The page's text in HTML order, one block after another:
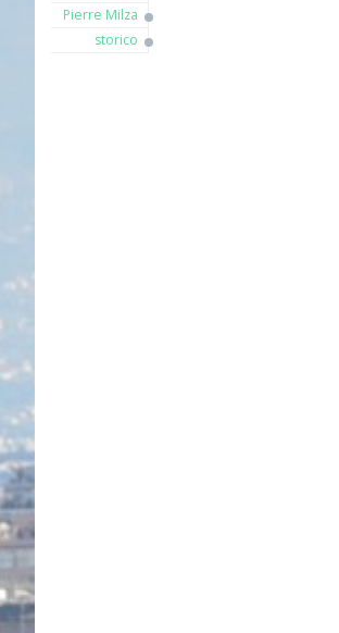
Pierre Milza
storico